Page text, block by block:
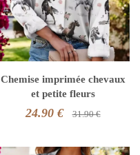
Chemise imprimée chevaux
et petite fleurs
24.90 € 31.90 €